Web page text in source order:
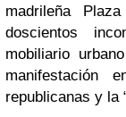
madrileña
doscientos
mobiliario
manifestación
republicanas y la